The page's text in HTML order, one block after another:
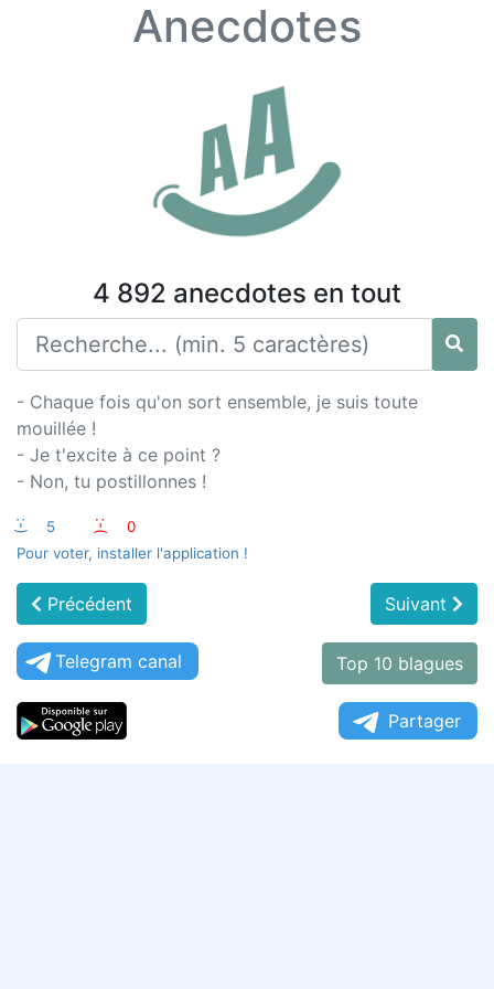
Anecdotes
4 892 anecdotes en tout
- Chaque fois qu'on sort ensemble, je suis toute
mouillée !
- Je t'excite à ce point ?
- Non, tu postillonnes !
:-) 5 :-(
0
Pour voter, installer l'application !
Précédent Suivant
Telegram canal Top 10 blagues
Partager